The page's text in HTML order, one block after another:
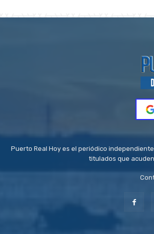
Puerto Real Hoy es el periódico
titulados que